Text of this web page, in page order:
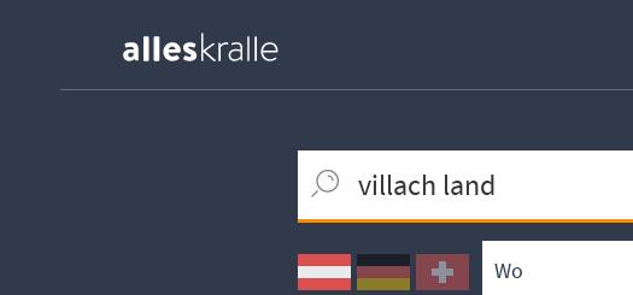
Ortssuche
Umkreissuche
Arbeitsform